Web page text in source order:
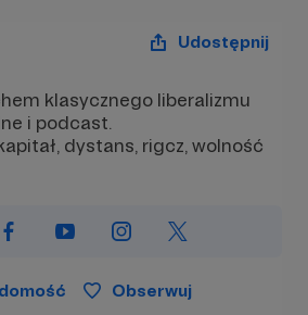
Udostępnij
klasycznego liberalizmu
i podcast.
dystans, rigcz, wolność
Obserwuj